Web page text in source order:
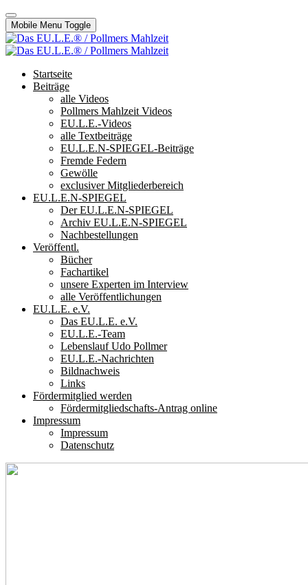
Mobile Menu Toggle
Startseite
Beiträge
alle Videos
Pollmers Mahlzeit Videos
EU.L.E.-Videos
alle Textbeiträge
EU.L.E.N-SPIEGEL-Beiträge
Fremde Federn
Gewölle
exclusiver Mitgliederbereich
EU.L.E.N-SPIEGEL
Der EU.L.E.N-SPIEGEL
Archiv EU.L.E.N-SPIEGEL
Nachbestellungen
Veröffentl.
Bücher
Fachartikel
unsere Experten im Interview
alle Veröffentlichungen
EU.L.E. e.V.
Das EU.L.E. e.V.
EU.L.E.-Team
Lebenslauf Udo Pollmer
EU.L.E.-Nachrichten
Bildnachweis
Links
Fördermitglied werden
Fördermitgliedschafts-Antrag online
Impressum
Impressum
Datenschutz